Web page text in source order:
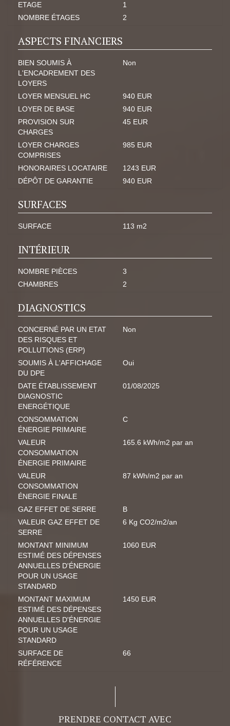
ETAGE
1
NOMBRE ÉTAGES
2
ASPECTS FINANCIERS
BIEN SOUMIS À
L'ENCADREMENT DES
LOYERS
Non
LOYER MENSUEL HC
940 EUR
LOYER DE BASE
940 EUR
PROVISION SUR
CHARGES
45 EUR
LOYER CHARGES
COMPRISES
985 EUR
HONORAIRES LOCATAIRE
1243 EUR
DÉPÔT DE GARANTIE
940 EUR
SURFACES
SURFACE 113 m2
INTÉRIEUR
NOMBRE PIÈCES
3
CHAMBRES
2
DIAGNOSTICS
CONCERNÉ PAR UN ETAT
DES RISQUES ET
POLLUTIONS (ERP)
Non
SOUMIS À L'AFFICHAGE
DU DPE
Oui
DATE ÉTABLISSEMENT
DIAGNOSTIC
ENERGÉTIQUE
01/08/2025
CONSOMMATION
ÉNERGIE PRIMAIRE
C
VALEUR
CONSOMMATION
ÉNERGIE PRIMAIRE
165.6 kWh/m2 par an
VALEUR
CONSOMMATION
ÉNERGIE FINALE
87 kWh/m2 par an
GAZ EFFET DE SERRE
B
VALEUR GAZ EFFET DE
SERRE
6 Kg CO2/m2/an
MONTANT MINIMUM
ESTIMÉ DES DÉPENSES
ANNUELLES D'ÉNERGIE
POUR UN USAGE
STANDARD
1060 EUR
MONTANT MAXIMUM
ESTIMÉ DES DÉPENSES
ANNUELLES D'ÉNERGIE
POUR UN USAGE
STANDARD
1450 EUR
SURFACE DE
RÉFÉRENCE
66
PRENDRE CONTACT AVEC